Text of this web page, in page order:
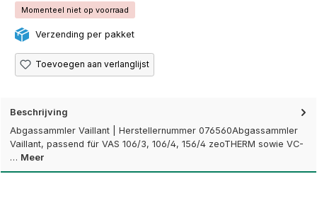
Momenteel niet op voorraad
Verzending per pakket
Toevoegen aan verlanglijst
Beschrijving
Abgassammler Vaillant | Herstellernummer 076560Abgassammler
Vaillant, passend für VAS 106/3, 106/4, 156/4 zeoTHERM sowie VC-
… Meer